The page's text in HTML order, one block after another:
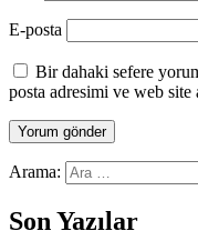
E-posta
Bir dahaki sefere
posta adresimi ve web site
Arama:
Son Yazılar